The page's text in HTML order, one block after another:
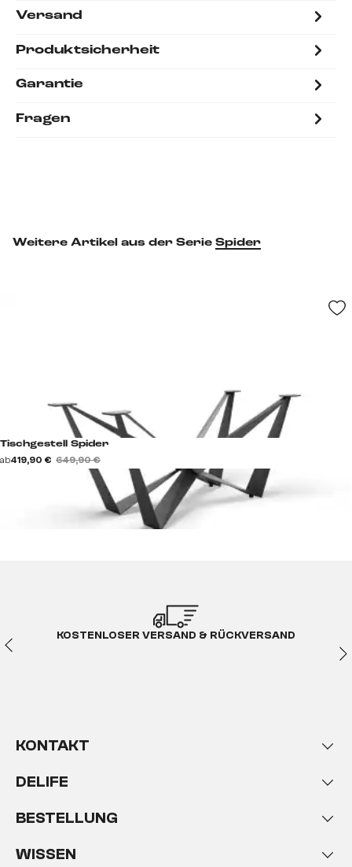
Versand
Produktsicherheit
Garantie
Fragen
Weitere Artikel aus der Serie Spider
Tischgestell Spider
ab419,90 € 649,90 €
KOSTENLOSER VERSAND & RÜCKVERSAND
KONTAKT
DELIFE
BESTELLUNG
WISSEN